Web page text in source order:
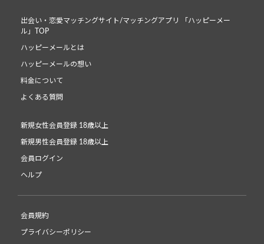
出会い・恋愛マッチングサイト/マッチングアプリ 「ハッピーメー
ル」TOP
ハッピーメールとは
ハッピーメールの想い
料金について
よくある質問
新規女性会員登録 18歳以上
新規男性会員登録 18歳以上
会員ログイン
ヘルプ
会員規約
プライバシーポリシー